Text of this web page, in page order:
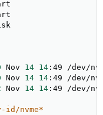
Nov 14 14 :49 /dev/
Nov 14 14 :49 /dev/
Nov 14 14 :49 /dev/
nvme*